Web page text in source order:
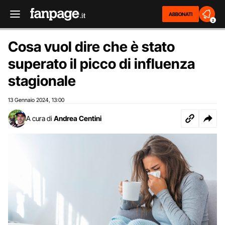
ABBONATI
2
Cosa vuol dire che è stato
superato il picco di influenza
stagionale
13 Gennaio 2024 13:00
A cura di Andrea Centini